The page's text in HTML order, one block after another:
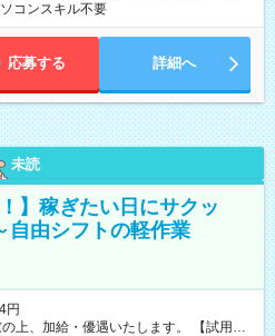
コンスキル不要
応募する 詳細へ
未読
】稼ぎたい日にサクッ
自由シフトの軽作業
円
加給・優遇いたします。 【試用期